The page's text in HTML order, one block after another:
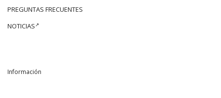
PREGUNTAS FRECUENTES
NOTICIAS
Información